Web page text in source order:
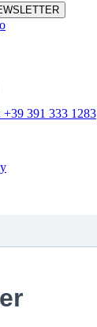
+39 391 333 1283